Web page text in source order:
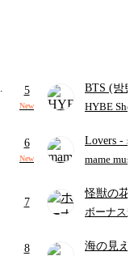
5
New
BTS (방
HYBE
6
New
Lovers -
ト)
mame
7
怪獣の
ードパー
ボーナス
8
海の見